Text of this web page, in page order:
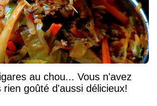
au chou... Vous n'avez
rien goûté d'aussi délicieux!